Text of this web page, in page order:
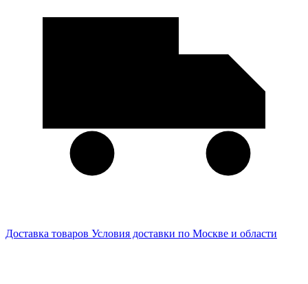
Доставка товаров Условия доставки по Москве и области